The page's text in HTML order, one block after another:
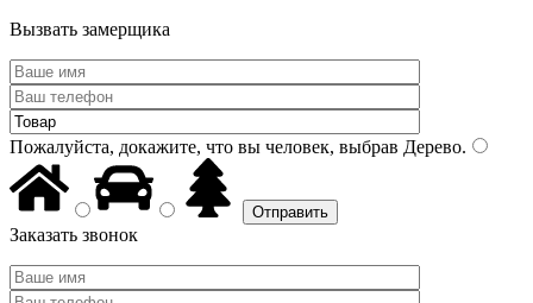
Вызвать замерщика
Пожалуйста, докажите, что вы человек, выбрав Дерево.
Заказать звонок